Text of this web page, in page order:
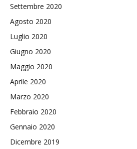
Settembre 2020
Agosto 2020
Luglio 2020
Giugno 2020
Maggio 2020
Aprile 2020
Marzo 2020
Febbraio 2020
Gennaio 2020
Dicembre 2019